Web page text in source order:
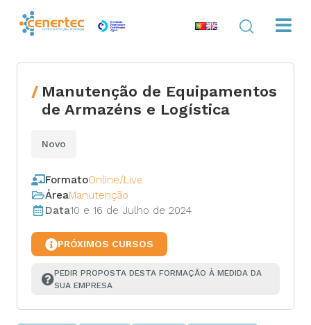
Manutenção de Equipamentos
de Armazéns e Logística
Novo
FormatoOnline/Live
ÁreaManutenção
Data10 e 16 de Julho de 2024
PRÓXIMOS CURSOS
PEDIR PROPOSTA DESTA FORMAÇÃO À MEDIDA DA
SUA EMPRESA